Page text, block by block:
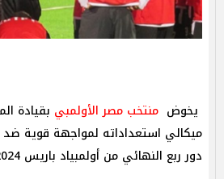
يخوض منتخب مصر الأولمبي بقيادة
ميكالي استعداداته لمواجهة قوية
دور ربع النهائي من أولمبياد باريس 2024.